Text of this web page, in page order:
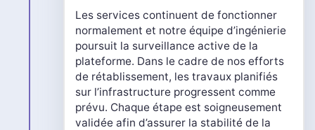
Les services continuent de fonctionner
normalement et notre équipe d’ingénierie
poursuit la surveillance active de la
plateforme. Dans le cadre de nos efforts
de rétablissement, les travaux planifiés
sur l’infrastructure progressent comme
prévu. Chaque étape est soigneusement
validée afin d’assurer la stabilité de la